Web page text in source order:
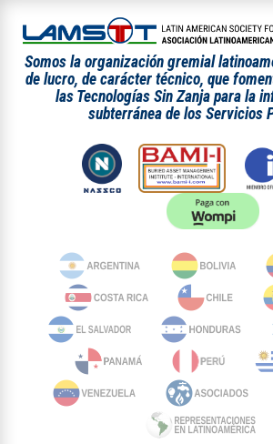
Somos la organización gremial
de lucro, de carácter técnico, que
las Tecnologías Sin Zanja para la
subterránea de los Servicios